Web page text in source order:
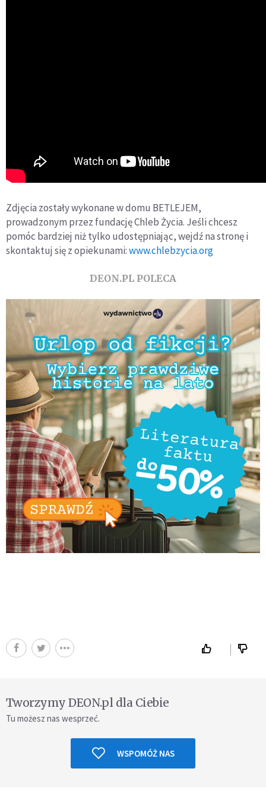
Zdjęcia zostały wykonane w domu BETLEJEM,
prowadzonym przez fundację Chleb Życia. Jeśli chcesz
pomóc bardziej niż tylko udostępniając, wejdź na stronę i
skontaktuj się z opiekunami:www.chlebzycia.org
DEON.PL POLECA
Tworzymy DEON.pl dla Ciebie
Tu możesz nas wesprzeć.
WSPOMÓŻ NAS